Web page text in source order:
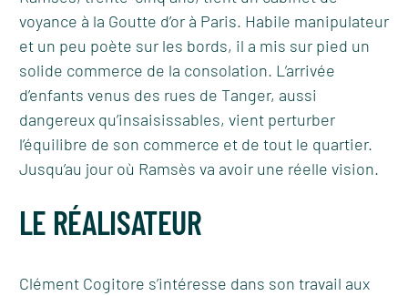
voyance à la Goutte d’or à Paris. Habile manipulateur
et un peu poète sur les bords, il a mis sur pied un
solide commerce de la consolation. L’arrivée
d’enfants venus des rues de Tanger, aussi
dangereux qu’insaisissables, vient perturber
l’équilibre de son commerce et de tout le quartier.
Jusqu’au jour où Ramsès va avoir une réelle vision.
LE RÉALISATEUR
Clément Cogitore s’intéresse dans son travail aux